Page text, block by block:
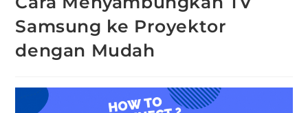
Samsung ke Proyektor
dengan Mudah